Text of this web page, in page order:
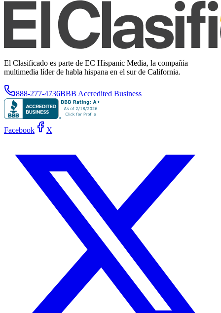
El Clasificado es parte de EC Hispanic Media, la compañía
multimedia líder de habla hispana en el sur de California.
888-277-4736BBB Accredited Business
Facebook X